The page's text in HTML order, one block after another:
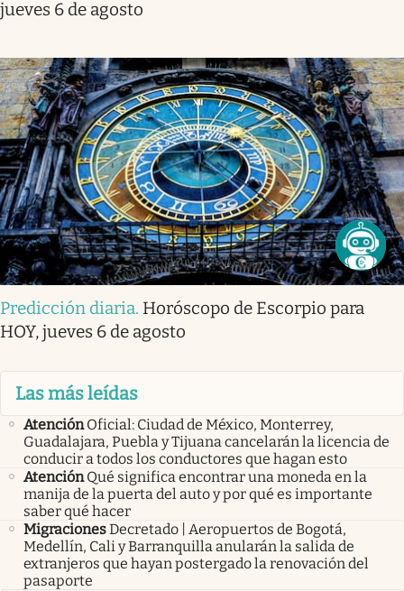
jueves 6 de agosto
Predicción diaria. Horóscopo de Escorpio para
HOY, jueves 6 de agosto
Las más leídas
Atención Oficial: Ciudad de México, Monterrey,
Guadalajara, Puebla y Tijuana cancelarán la licencia de
conducir a todos los conductores que hagan esto
Atención Qué significa encontrar una moneda en la
manija de la puerta del auto y por qué es importante
saber qué hacer
MigracionesDecretado | Aeropuertos de Bogotá,
Medellín, Cali y Barranquilla anularán la salida de
extranjeros que hayan postergado la renovación del
pasaporte